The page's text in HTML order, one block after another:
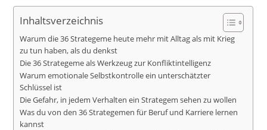
Inhaltsverzeichnis
Warum die 36 Strategeme heute mehr mit Alltag als mit Krieg
zu tun haben, als du denkst
Die 36 Strategeme als Werkzeug zur Konfliktintelligenz
Warum emotionale Selbstkontrolle ein unterschätzter
Schlüssel ist
Die Gefahr, in jedem Verhalten ein Strategem sehen zu wollen
Was du von den 36 Strategemen für Beruf und Karriere lernen
kannst